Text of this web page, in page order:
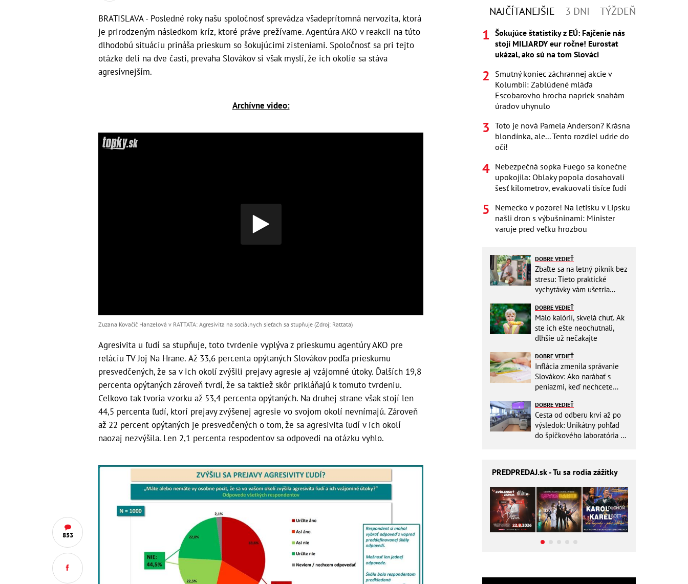
853
BRATISLAVA - Posledné roky našu spoločnosť sprevádza všadeprítomná nervozita, ktorá
je prirodzeným následkom kríz, ktoré práve prežívame. Agentúra AKO v reakcii na túto
dlhodobú situáciu prináša prieskum so šokujúcimi zisteniami. Spoločnosť sa pri tejto
otázke delí na dve časti, prevaha Slovákov si však myslí, že ich okolie sa stáva
agresívnejším.
Archívne video:
Zuzana Kovačič Hanzelová v RATTATA: Agresivita na sociálnych sieťach sa stupňuje (Zdroj: Rattata)
Agresivita u ľudí sa stupňuje, toto tvrdenie vyplýva z prieskumu agentúry AKO pre
reláciu TV Joj Na Hrane. Až 33,6 percenta opýtaných Slovákov podľa prieskumu
presvedčených, že sa v ich okolí zvýšili prejavy agresie aj vzájomné útoky. Ďalších 19,8
percenta opýtaných zároveň tvrdí, že sa taktiež skôr prikláňajú k tomuto tvrdeniu.
Celkovo tak tvoria vzorku až 53,4 percenta opýtaných. Na druhej strane však stojí len
44,5 percenta ľudí, ktorí prejavy zvýšenej agresie vo svojom okolí nevnímajú. Zároveň
až 22 percent opýtaných je presvedčených o tom, že sa agresivita ľudí v ich okolí
naozaj nezvýšila. Len 2,1 percenta respodentov sa odpovedi na otázku vyhlo.
NAJČÍTANEJŠIE 3 DNI TÝŽDEŇ
Šokujúce štatistiky z EÚ: Fajčenie nás
stojí MILIARDY eur ročne! Eurostat
ukázal, ako sú na tom Slováci
Smutný koniec záchrannej akcie v
Kolumbii: Zablúdené mláďa
Escobarovho hrocha napriek snahám
úradov uhynulo
Toto je nová Pamela Anderson? Krásna
blondínka, ale... Tento rozdiel udrie do
očí!
Nebezpečná sopka Fuego sa konečne
upokojila: Oblaky popola dosahovali
šesť kilometrov, evakuovali tisíce ľudí
Nemecko v pozore! Na letisku v Lipsku
našli dron s výbušninami: Minister
varuje pred veľku hrozbou
DOBRE VEDIEŤ
Zbaľte sa na letný piknik bez
stresu: Tieto praktické
vychytávky vám ušetria
DOBRE VEDIEŤ
Málo kalórií, skvelá chuť. Ak
ste ich ešte neochutnali,
dlhšie už nečakajte
DOBRE VEDIEŤ
Inflácia zmenila správanie
Slovákov: Ako narábať s
peniazmi, keď nechcete
DOBRE VEDIEŤ
Cesta od odberu krvi až po
výsledok: Unikátny pohľad
do špičkového laboratória na
PREDPREDAJ.sk - Tu sa rodia zážitky